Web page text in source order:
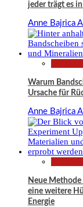
jeder trägt es
Anne Bajrica
Warum
Ursache für
Anne Bajrica
Neue
eine weitere
Energie